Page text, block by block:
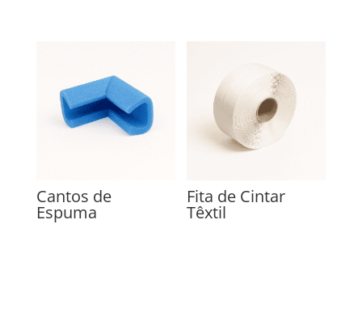
Cantos de
Espuma
Fita de Cintar
Têxtil